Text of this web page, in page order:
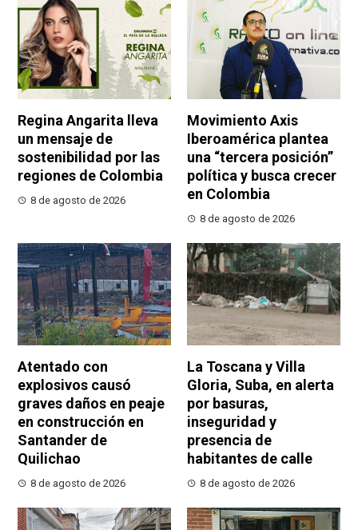
Regina Angarita lleva
un mensaje de
sostenibilidad por las
regiones de Colombia
8 de agosto de 2026
Movimiento Axis
Iberoamérica plantea
una “tercera posición”
política y busca crecer
en Colombia
8 de agosto de 2026
Atentado con
explosivos causó
graves daños en peaje
en construcción en
Santander de
Quilichao
8 de agosto de 2026
La Toscana y Villa
Gloria, Suba, en alerta
por basuras,
inseguridad y
presencia de
habitantes de calle
8 de agosto de 2026